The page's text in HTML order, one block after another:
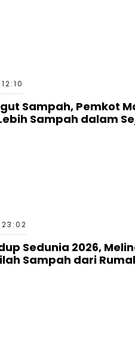
Sampah, Pemkot
Sampah dalam
Sedunia 2026,
Sampah dari